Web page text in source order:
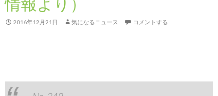
2016年12月21日 気になるニュース コメントする